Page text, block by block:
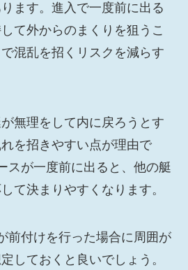
ます。進入で一度前に出る
て外からのまくりを狙うこ
混乱を招くリスクを減らす
無理をして内に戻ろうとす
を招きやすい点が理由で
スが一度前に出ると、他の艇
て決まりやすくなります。
前付けを行った場合に周囲が
しておくと良いでしょう。